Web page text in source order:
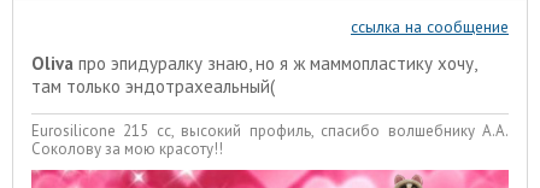
ссылка на сообщение
Oliva про эпидуралку знаю, но я ж маммопластику хочу,
там только эндотрахеальный(
Eurosilicone 215 сс, высокий профиль, спасибо волшебнику А.А.
Соколову за мою красоту!!